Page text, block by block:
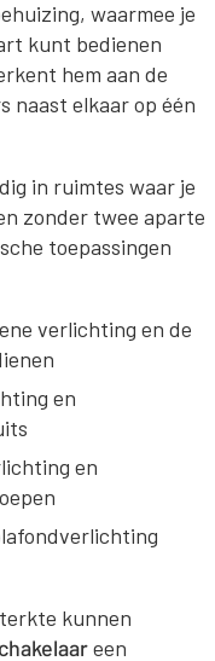
waarmee je
kunt bedienen
hem aan de
naast elkaar op één
in ruimtes waar je
zonder twee aparte
toepassingen
verlichting en de
en
en
kunnen
een